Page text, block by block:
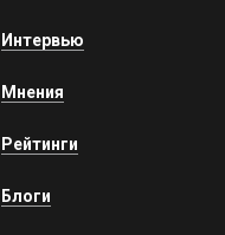
Интервью
Мнения
Рейтинги
Блоги